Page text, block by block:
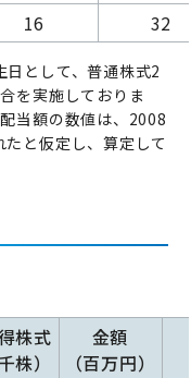
16 32
として、普通株式2
を実施しておりま
当額の数値は、2008
と仮定し、算定して
株式
株）
金額
（百万円）